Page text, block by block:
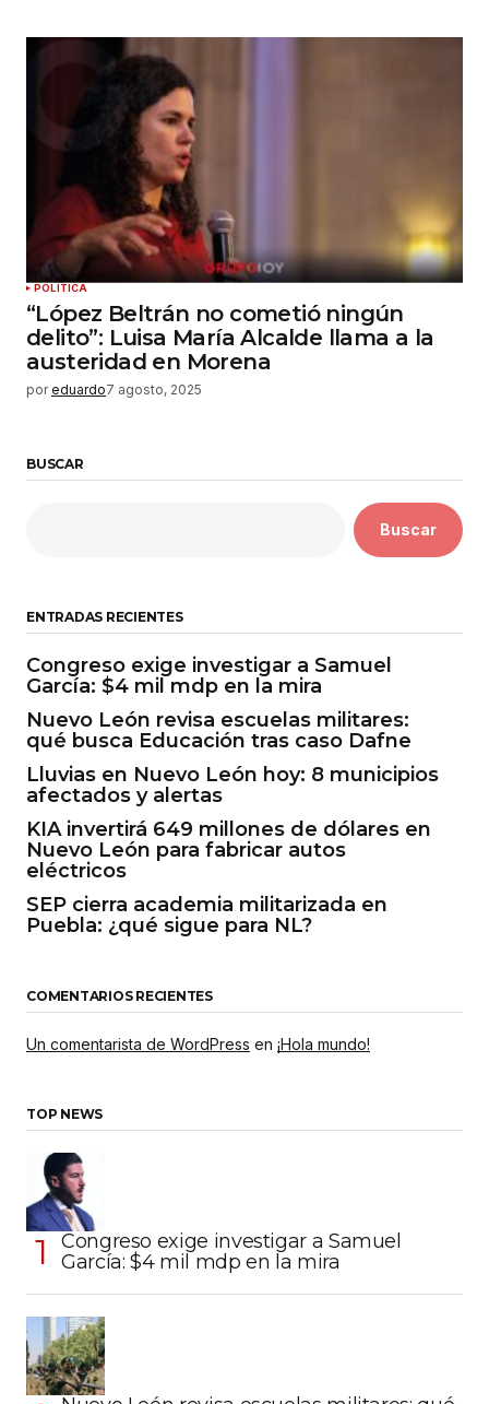
POLÍTICA
“López Beltrán no cometió ningún
delito”: Luisa María Alcalde llama a la
austeridad en Morena
por eduardo7 agosto, 2025
BUSCAR
Buscar
ENTRADAS RECIENTES
Congreso exige investigar a Samuel
García: $4 mil mdp en la mira
Nuevo León revisa escuelas militares:
qué busca Educación tras caso Dafne
Lluvias en Nuevo León hoy: 8 municipios
afectados y alertas
KIA invertirá 649 millones de dólares en
Nuevo León para fabricar autos
eléctricos
SEP cierra academia militarizada en
Puebla: ¿qué sigue para NL?
COMENTARIOS RECIENTES
Un comentarista de WordPress en ¡Hola mundo!
TOP NEWS
Congreso exige investigar a Samuel
García: $4 mil mdp en la mira